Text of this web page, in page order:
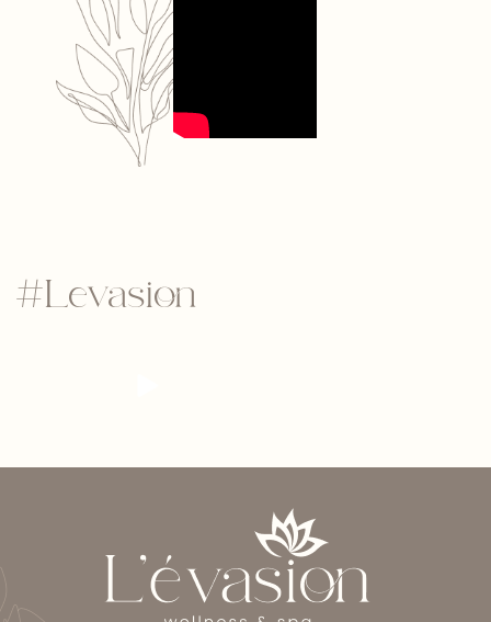
#Levasion